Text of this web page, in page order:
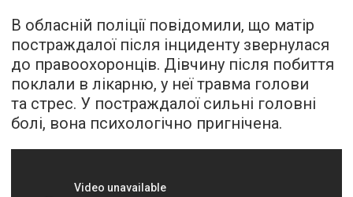
В обласній поліції повідомили, що матір
постраждалої після інциденту звернулася
до правоохоронців. Дівчину після побиття
поклали в лікарню, у неї травма голови
та стрес. У постраждалої сильні головні
болі, вона психологічно пригнічена.